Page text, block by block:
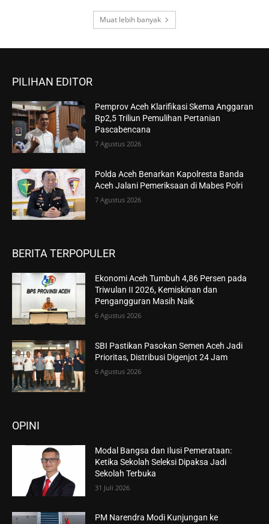
Muat lebih banyak
PILIHAN EDITOR
Pemprov Aceh Klarifikasi Skema Anggaran
Rp2,5 Triliun Pemulihan Pertanian
Pascabencana
7 Agustus 2026
Polda Aceh Benarkan Kapolresta Banda
Aceh Jalani Pemeriksaan di Mabes Polri
7 Agustus 2026
BERITA TERPOPULER
Ekonomi Aceh Tumbuh 4,86 Persen pada
Triwulan II 2026, Kemiskinan dan
Pengangguran Masih Naik
6 Agustus 2026
SBI Pastikan Pasokan Semen Aceh Jadi
Prioritas, Distribusi Digenjot 24 Jam
6 Agustus 2026
OPINI
Modal Bangsa dan Ilusi Pemerataan:
Ketika Sekolah Seleksi Dipaksa Jadi
Sekolah Terbuka
31 Juli 2026
PM Narendra Modi Kunjungan ke